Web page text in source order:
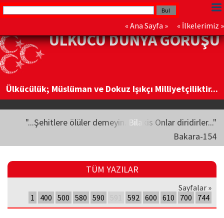
« Ana Sayfa » « İlkelerimiz »
ÜLKÜCÜ DÜNYA GÖRÜŞÜ
Ülkücülük; Müslüman ve Dokuz Işıkçı Milliyetçiliktir...
"...Şehitlere ölüler demeyin. Bilakis Onlar diridirler..."
Bakara-154
TÜM YAZILAR
Sayfalar »
1
400 500 580 590 592 600 610 700 744